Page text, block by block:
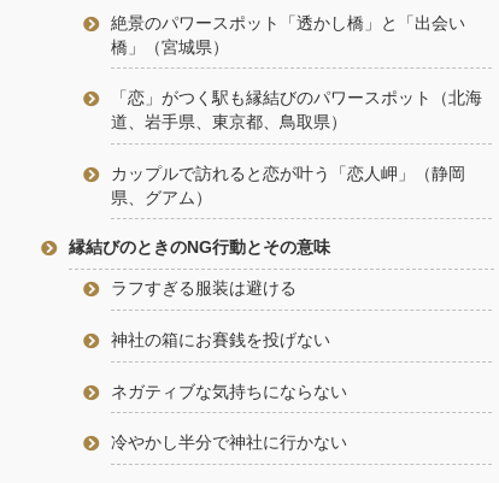
絶景のパワースポット「透かし橋」と「出会い
橋」（宮城県）
「恋」がつく駅も縁結びのパワースポット（北海
道、岩手県、東京都、鳥取県）
カップルで訪れると恋が叶う「恋人岬」（静岡
県、グアム）
縁結びのときのNG行動とその意味
ラフすぎる服装は避ける
神社の箱にお賽銭を投げない
ネガティブな気持ちにならない
冷やかし半分で神社に行かない